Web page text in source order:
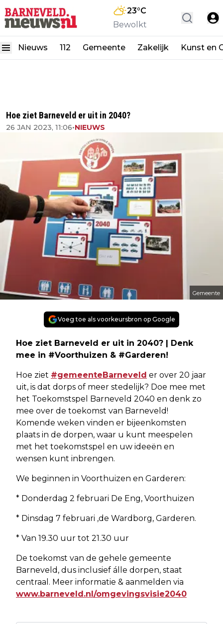
23°C
Bewolkt
Nieuws 112 Gemeente Zakelijk Kunst en
Hoe ziet Barneveld er uit in 2040?
26 JAN 2023, 11:06•NIEUWS
Gemeente
Voeg toe als voorkeursbron op Google
Hoe ziet Barneveld er uit in 2040? | Denk
mee in #Voorthuizen & #Garderen!
Hoe ziet #gemeenteBarneveld er over 20 jaar
uit, is dat dorps of meer stedelijk? Doe mee met
het Toekomstspel Barneveld 2040 en denk zo
mee over de toekomst van Barneveld!
Komende weken vinden er bijeenkomsten
plaats in de dorpen, waar u kunt meespelen
met het toekomstspel en uw ideeën en
wensen kunt inbrengen.
We beginnen in Voorthuizen en Garderen:
* Donderdag 2 februari De Eng, Voorthuizen
* Dinsdag 7 februari ,de Wardborg, Garderen.
* Van 19.30 uur tot 21.30 uur
De toekomst van de gehele gemeente
Barneveld, dus inclusief álle dorpen, staat
centraal. Meer informatie & aanmelden via
www.barneveld.nl/omgevingsvisie2040